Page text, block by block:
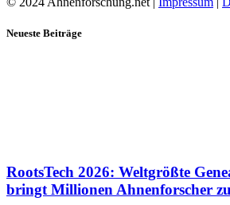
Neueste Beiträge
RootsTech 2026: Weltgrößte
bringt Millionen Ahnenforscher